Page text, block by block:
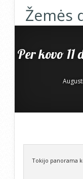
Žemės
Per kovo 11
Tokijo panorama